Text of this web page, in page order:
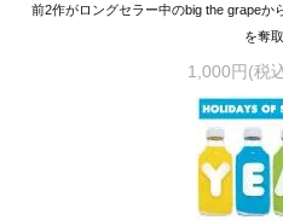
前2作がロングセラー中のbig the grapeか
を奪
1,000円(税